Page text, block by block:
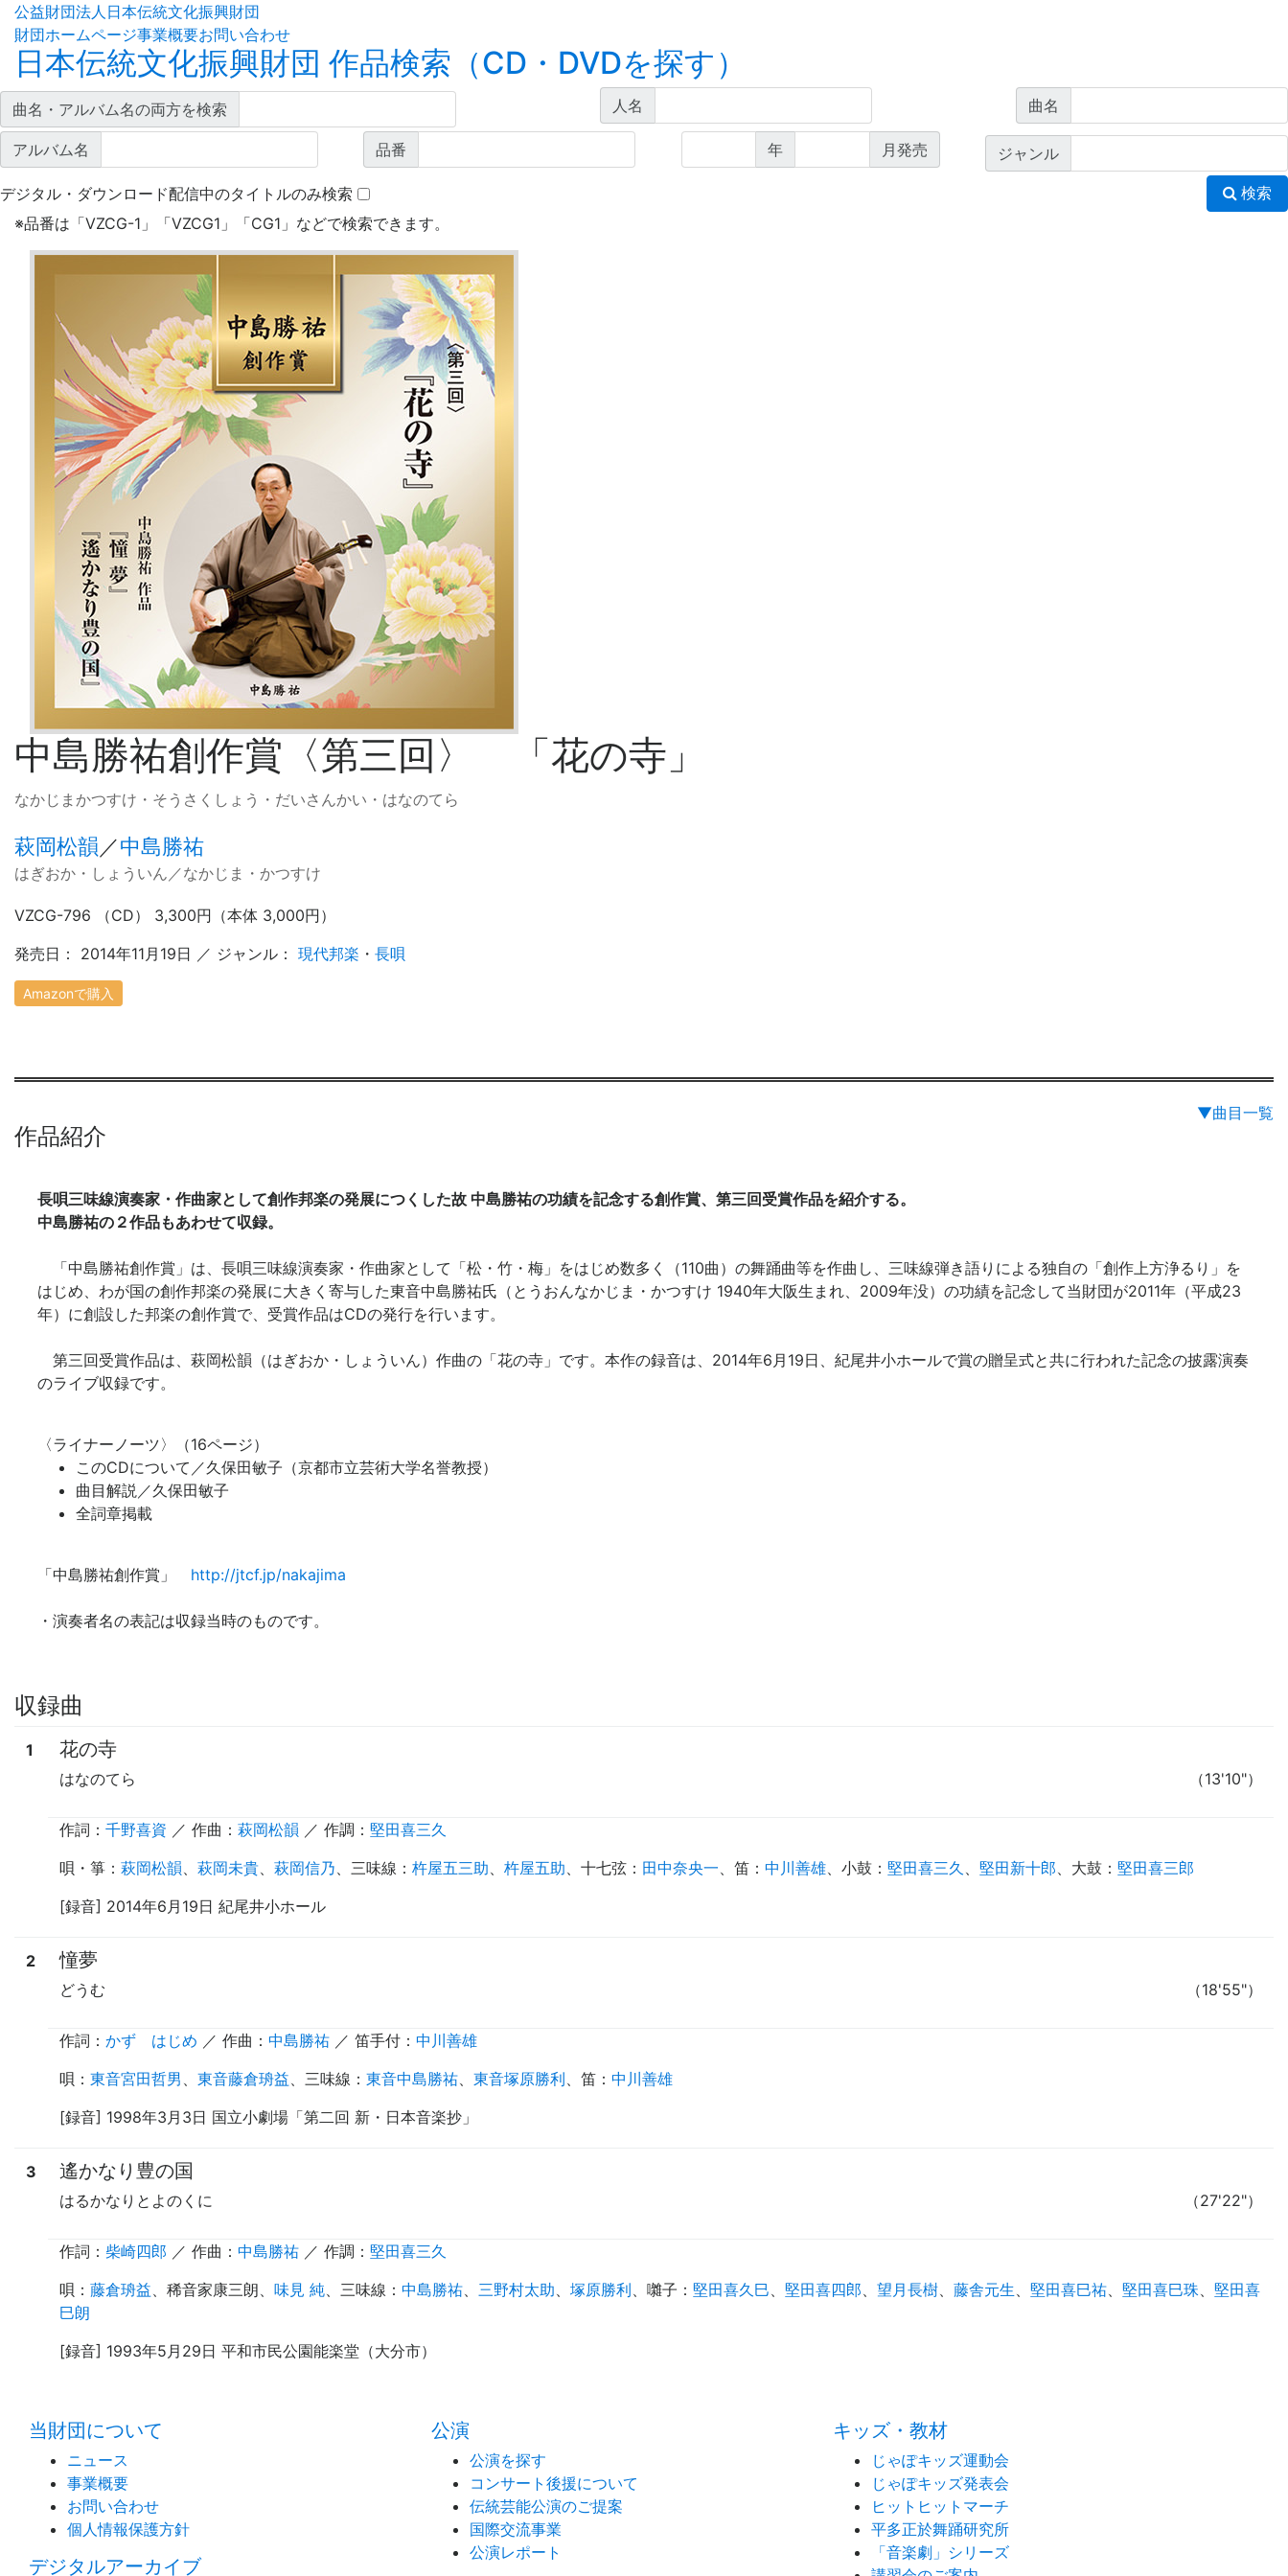
公益財団法人日本伝統文化振興財団
財団ホームページ事業概要お問い合わせ
日本伝統文化振興財団 作品検索（CD・DVDを探す）
曲名・アルバム名の両方を検索 人名 曲名
アルバム名 品番 年 月発売 ジャンル
デジタル・ダウンロード配信中のタイトルのみ検索 検索
※品番は「VZCG-1」「VZCG1」「CG1」などで検索できます。
中島勝祐創作賞〈第三回〉 「花の寺」
なかじまかつすけ・そうさくしょう・だいさんかい・はなのてら
萩岡松韻 ／中島勝祐
はぎおか・しょういん／なかじま・かつすけ
VZCG-796 （CD） 3,300円（本体 3,000円）
発売日： 2014年11月19日 ／ ジャンル： 現代邦楽 ・ 長唄
Amazonで購入
▼曲目一覧
作品紹介
長唄三味線演奏家・作曲家として創作邦楽の発展につくした故 中島勝祐の功績を記念する創作賞、第三回受賞作品を紹介する。
中島勝祐の２作品もあわせて収録。
「中島勝祐創作賞」は、長唄三味線演奏家・作曲家として「松・竹・梅」をはじめ数多く（110曲）の舞踊曲等を作曲し、三味線弾き語りによる独自の「創作上方浄るり」を
はじめ、わが国の創作邦楽の発展に大きく寄与した東音中島勝祐氏（とうおんなかじま・かつすけ 1940年大阪生まれ、2009年没）の功績を記念して当財団が2011年（平成23
年）に創設した邦楽の創作賞で、受賞作品はCDの発行を行います。
第三回受賞作品は、萩岡松韻（はぎおか・しょういん）作曲の「花の寺」です。本作の録音は、2014年6月19日、紀尾井小ホールで賞の贈呈式と共に行われた記念の披露演奏
のライブ収録です。
〈ライナーノーツ〉（16ページ）
このCDについて／久保田敏子（京都市立芸術大学名誉教授）
曲目解説／久保田敏子
全詞章掲載
「中島勝祐創作賞」 http://jtcf.jp/nakajima
・演奏者名の表記は収録当時のものです。
収録曲
1 花の寺
（13'10"）
はなのてら
作詞： 千野喜資 ／ 作曲： 萩岡松韻 ／ 作調 ： 堅田喜三久
唄 ・ 箏 ： 萩岡松韻、 萩岡未貴、 萩岡信乃、 三味線 ： 杵屋五三助、 杵屋五助、 十七弦 ： 田中奈央一、 笛 ： 中川善雄、 小鼓 ： 堅田喜三久 、 堅田新十郎、 大鼓 ： 堅田喜三郎
[録音] 2014年6月19日 紀尾井小ホール
2 憧夢
（18'55"）
どうむ
作詞： かず はじめ ／ 作曲： 中島勝祐 ／ 笛手付 ： 中川善雄
唄 ： 東音宮田哲男 、 東音藤倉珘益、 三味線 ： 東音中島勝祐、 東音塚原勝利、 笛 ： 中川善雄
[録音] 1998年3月3日 国立小劇場「第二回 新・日本音楽抄」
3 遙かなり豊の国
（27'22"）
はるかなりとよのくに
作詞： 柴崎四郎 ／ 作曲： 中島勝祐 ／ 作調 ： 堅田喜三久
唄 ： 藤倉珘益、稀音家康三朗、 味見 純、 三味線 ： 中島勝祐、 三野村太助、 塚原勝利、 囃子 ： 堅田喜久巳、 堅田喜四郎、 望月長樹、 藤舎元生、 堅田喜巳祐、 堅田喜巳珠、 堅田喜
巳朗
[録音] 1993年5月29日 平和市民公園能楽堂（大分市）
当財団について
ニュース
事業概要
お問い合わせ
個人情報保護方針
デジタルアーカイブ
公演
公演を探す
コンサート後援について
伝統芸能公演のご提案
国際交流事業
公演レポート
キッズ・教材
じゃぽキッズ運動会
じゃぽキッズ発表会
ヒットヒットマーチ
平多正於舞踊研究所
「音楽劇」シリーズ